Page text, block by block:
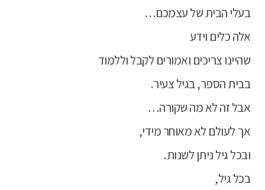
בעלי הבית של עצמכם…
אלה כלים וידע
שהיינו צריכים ואמורים לקבל וללמוד
בבית הספר, בגיל צעיר.
אבל זה לא מה שקורה…
אך לעולם לא מאוחר מידי,
ובכל גיל ניתן לשנות.
בכל גיל,